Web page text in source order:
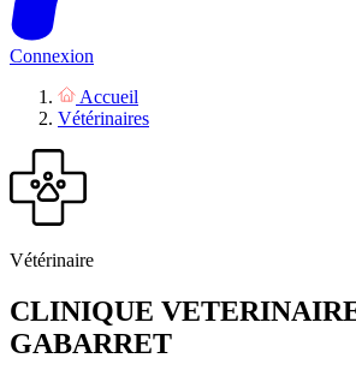
Connexion
Accueil
Vétérinaires
Vétérinaire
CLINIQUE
GABARRET